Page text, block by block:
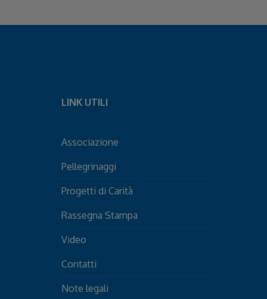
LINK UTILI
Associazione
Pellegrinaggi
Progetti di Carità
Rassegna Stampa
Video
Contatti
Note legali